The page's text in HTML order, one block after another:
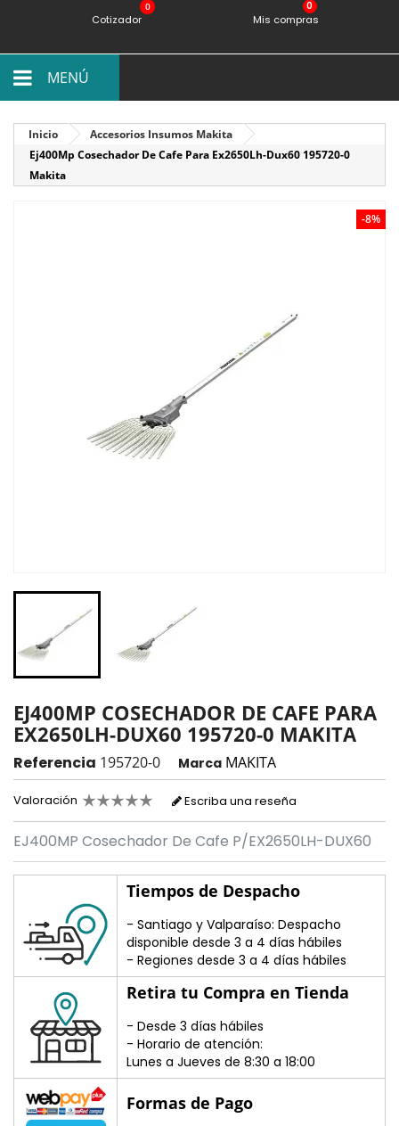
0
Cotizador Mis compras
MENÚ
Inicio
Accesorios Insumos Makita
Ej400Mp Cosechador De Cafe Para Ex2650Lh-Dux60 195720-0
Makita
-8%
EJ400MP COSECHADOR DE CAFE PARA
EX2650LH-DUX60 195720-0 MAKITA
Referencia 195720-0 Marca MAKITA
Valoración Escriba una reseña
EJ400MP Cosechador De Cafe P/EX2650LH-DUX60
Tiempos de Despacho
- Santiago y Valparaíso: Despacho
disponible desde 3 a 4 días hábiles
- Regiones desde 3 a 4 días hábiles
Retira tu Compra en Tienda
- Desde 3 días hábiles
- Horario de atención:
Lunes a Jueves de 8:30 a 18:00
Formas de Pago